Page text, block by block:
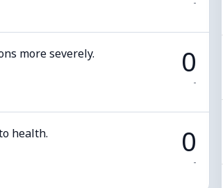
more severely. 0
-
health. 0
-